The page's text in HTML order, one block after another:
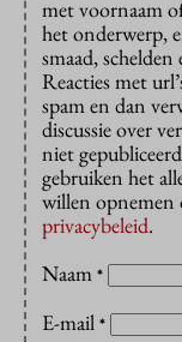
met voornaam
het onderwerp,
smaad,
Reacties met
spam en dan
discussie over
niet
gebruiken het
willen opnemen
privacybeleid.
Naam *
E-mail *